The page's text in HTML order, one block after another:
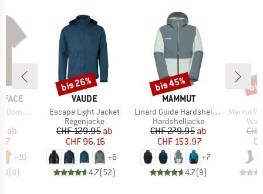
FACE
Sleeve
Preis
ab
+10
(8)
MARKE
VAUDE
Artikel
Escape Light Jacket
Produktgruppe
Regenjacke
Preis
CHF 129.95reduzierter Preis
ab
CHF 96.16
+6
4.7(52)
Rabatt
bis 26%
MARKE
MAMMUT
Artikel
Linard Guide Hardshell Hooded Jacket
Produktgruppe
Hardshelljacke
Preis
CHF 279.95reduzierter Preis
ab
CHF 153.97
+7
4.7(9)
Rabatt
bis 45%
Artikel
Merino Wool